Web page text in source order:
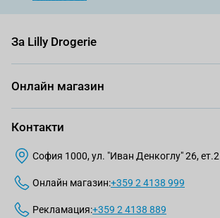
За Lilly Drogerie
Онлайн магазин
Контакти
София 1000, ул. "Иван Денкоглу" 26, ет.2
Онлайн магазин:+359 2 4138 999
Рекламация:+359 2 4138 889